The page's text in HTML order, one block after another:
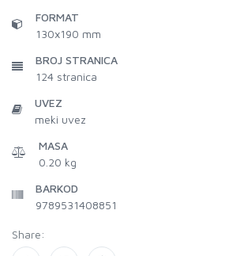
FORMAT
130x190 mm
BROJ STRANICA
124 stranica
UVEZ
meki uvez
MASA
0.20 kg
BARKOD
9789531408851
Share: